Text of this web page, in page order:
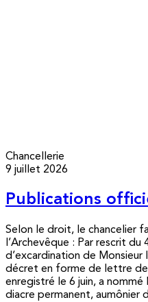
Chancellerie
9 juillet 2026
Publications
Selon le droit, le chancelier
l’Archevêque : Par rescrit
d’excardination de Monsieur
décret en forme de lettre de
enregistré le 6 juin, a nommé
diacre permanent, aumônier